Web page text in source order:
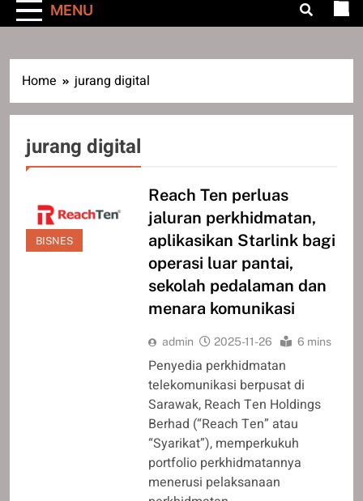
MENU
Home jurang digital
jurang digital
BISNES
Reach Ten perluas
jaluran perkhidmatan,
aplikasikan Starlink bagi
operasi luar pantai,
sekolah pedalaman dan
menara komunikasi
admin 2025-11-26 6 mins
Penyedia perkhidmatan
telekomunikasi berpusat di
Sarawak, Reach Ten Holdings
Berhad (“Reach Ten” atau
“Syarikat”), memperkukuh
portfolio perkhidmatannya
menerusi pelaksanaan